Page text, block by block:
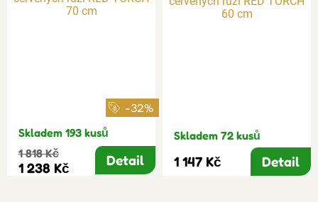
-32%
Skladem 193 kusů
1 818 Kč
1 238 Kč Detail
Skladem 72 kusů
1 147 Kč Detail